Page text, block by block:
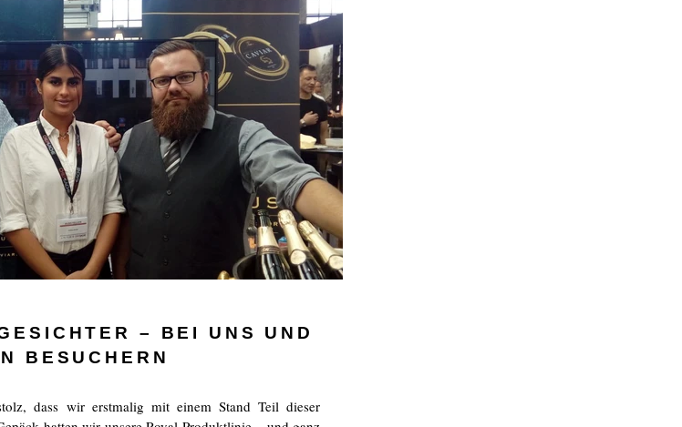
– BEI UNS UND
BESUCHERN
dass wir erstmalig mit einem Stand Teil dieser